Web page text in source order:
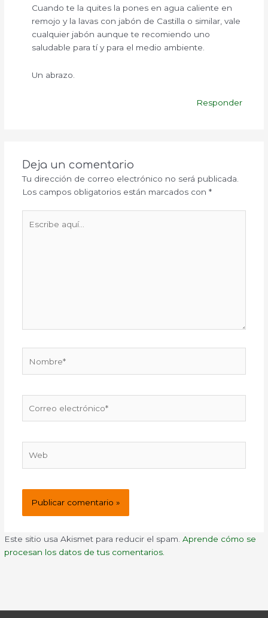
Cuando te la quites la pones en agua caliente en
remojo y la lavas con jabón de Castilla o similar, vale
cualquier jabón aunque te recomiendo uno
saludable para tí y para el medio ambiente.
Un abrazo.
Responder
Deja un comentario
Tu dirección de correo electrónico no será publicada.
Los campos obligatorios están marcados con *
aquí...
electrónico*
Este sitio usa Akismet para reducir el spam.Aprende cómo se
procesan los datos de tus comentarios.